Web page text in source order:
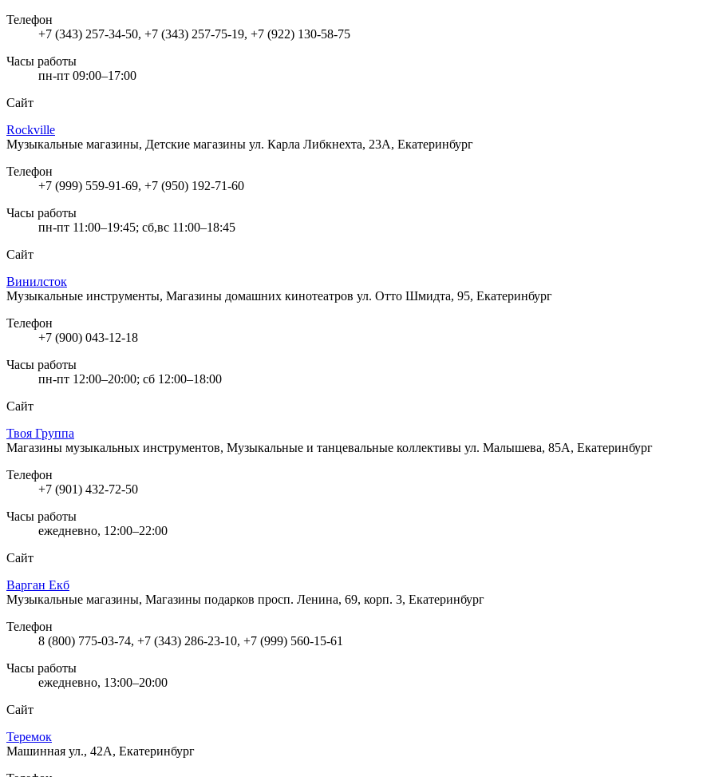
Телефон
+7 (343) 257-34-50, +7 (343) 257-75-19, +7 (922) 130-58-75
Часы работы
пн-пт 09:00–17:00
Сайт
Rockville
Музыкальные магазины, Детские магазины ул. Карла Либкнехта, 23А, Екатеринбург
Телефон
+7 (999) 559-91-69, +7 (950) 192-71-60
Часы работы
пн-пт 11:00–19:45; сб,вс 11:00–18:45
Сайт
Винилсток
Музыкальные инструменты, Магазины домашних кинотеатров ул. Отто Шмидта, 95, Екатеринбург
Телефон
+7 (900) 043-12-18
Часы работы
пн-пт 12:00–20:00; сб 12:00–18:00
Сайт
Твоя Группа
Магазины музыкальных инструментов, Музыкальные и танцевальные коллективы ул. Малышева, 85А, Екатеринбург
Телефон
+7 (901) 432-72-50
Часы работы
ежедневно, 12:00–22:00
Сайт
Варган Екб
Музыкальные магазины, Магазины подарков просп. Ленина, 69, корп. 3, Екатеринбург
Телефон
8 (800) 775-03-74, +7 (343) 286-23-10, +7 (999) 560-15-61
Часы работы
ежедневно, 13:00–20:00
Сайт
Теремок
Машинная ул., 42А, Екатеринбург